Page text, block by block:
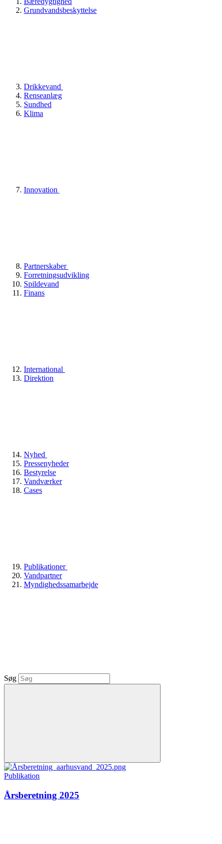
Grundvandsbeskyttelse
Drikkevand
Renseanlæg
Sundhed
Klima
Innovation
Partnerskaber
Forretningsudvikling
Spildevand
Finans
International
Direktion
Nyhed
Pressenyheder
Bestyrelse
Vandværker
Cases
Publikationer
Vandpartner
Myndighedssamarbejde
Søg
Publikation
Årsberetning 2025